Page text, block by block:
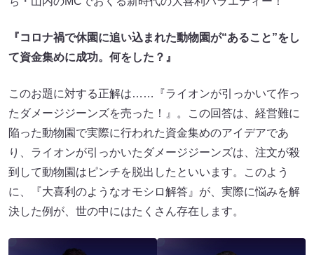
『コロナ禍で休園に追い込まれた動物園が“あること”をし
て資金集めに成功。何をした？』
このお題に対する正解は……『ライオンが引っかいて作っ
たダメージジーンズを売った！』。この回答は、経営難に
陥った動物園で実際に行われた資金集めのアイデアであ
り、ライオンが引っかいたダメージジーンズは、注文が殺
到して動物園はピンチを脱出したといいます。このよう
に、『大喜利のようなオモシロ解答』が、実際に悩みを解
決した例が、世の中にはたくさん存在します。